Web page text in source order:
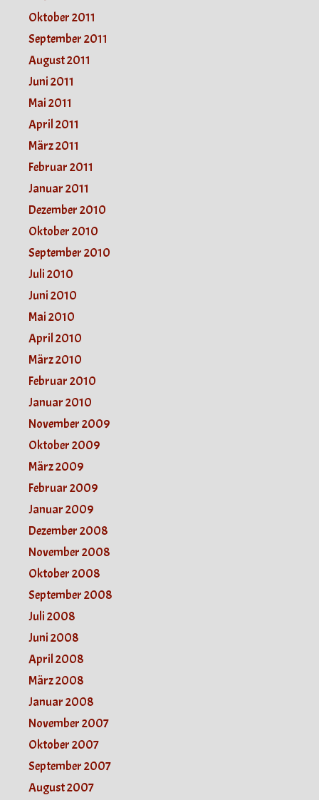
Oktober 2011
September 2011
August 2011
Juni 2011
Mai 2011
April 2011
März 2011
Februar 2011
Januar 2011
Dezember 2010
Oktober 2010
September 2010
Juli 2010
Juni 2010
Mai 2010
April 2010
März 2010
Februar 2010
Januar 2010
November 2009
Oktober 2009
März 2009
Februar 2009
Januar 2009
Dezember 2008
November 2008
Oktober 2008
September 2008
Juli 2008
Juni 2008
April 2008
März 2008
Januar 2008
November 2007
Oktober 2007
September 2007
August 2007